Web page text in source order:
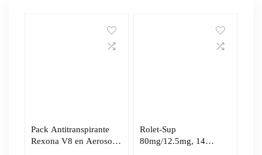
Pack Antitranspirante
Rexona V8 en Aerosol,
Rolet-Sup
80mg/12.5mg, 14